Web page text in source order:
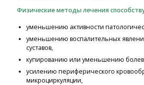
Физические методы лечения
уменьшению активности
уменьшению воспалительных
суставов,
купированию или уменьшению
усилению периферического
микроциркуляции,